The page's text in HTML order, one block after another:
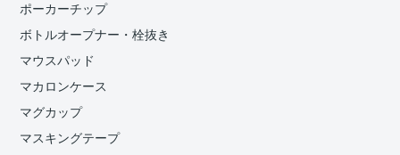
ポーカーチップ
ボトルオープナー・栓抜き
マウスパッド
マカロンケース
マグカップ
マスキングテープ